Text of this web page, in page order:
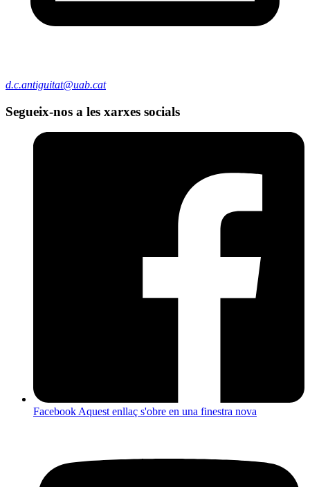
d.c.antiguitat@uab.cat
Segueix-nos a les xarxes socials
FacebookAquest enllaç s'obre en una finestra nova